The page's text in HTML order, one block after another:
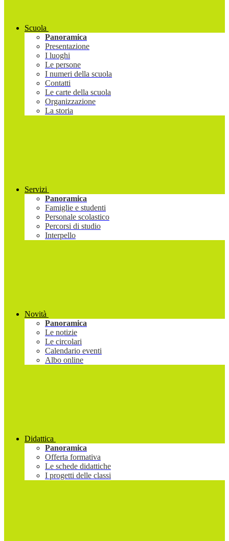
Scuola
Panoramica
Presentazione
I luoghi
Le persone
I numeri della scuola
Contatti
Le carte della scuola
Organizzazione
La storia
Servizi
Panoramica
Famiglie e studenti
Personale scolastico
Percorsi di studio
Interpello
Novità
Panoramica
Le notizie
Le circolari
Calendario eventi
Albo online
Didattica
Panoramica
Offerta formativa
Le schede didattiche
I progetti delle classi